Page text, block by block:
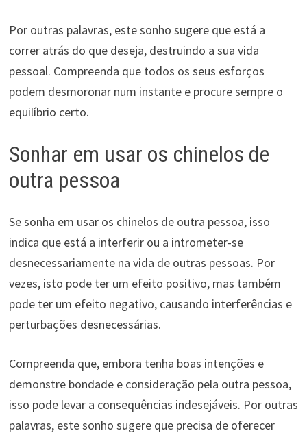
Por outras palavras, este sonho sugere que está a
correr atrás do que deseja, destruindo a sua vida
pessoal. Compreenda que todos os seus esforços
podem desmoronar num instante e procure sempre o
equilíbrio certo.
Sonhar em usar os chinelos de
outra pessoa
Se sonha em usar os chinelos de outra pessoa, isso
indica que está a interferir ou a intrometer-se
desnecessariamente na vida de outras pessoas. Por
vezes, isto pode ter um efeito positivo, mas também
pode ter um efeito negativo, causando interferências e
perturbações desnecessárias.
Compreenda que, embora tenha boas intenções e
demonstre bondade e consideração pela outra pessoa,
isso pode levar a consequências indesejáveis. Por outras
palavras, este sonho sugere que precisa de oferecer